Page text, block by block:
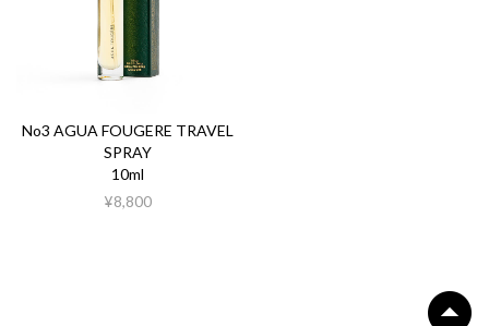
No3 AGUA FOUGERE TRAVEL
SPRAY
10ml
¥8,800